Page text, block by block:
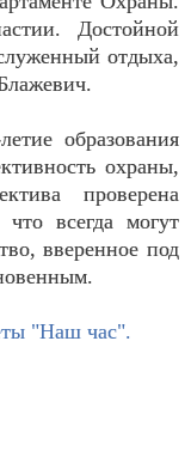
Достойной
отдыха,
образования
охраны,
проверена
всегда могут
вверенное под
"Наш час".